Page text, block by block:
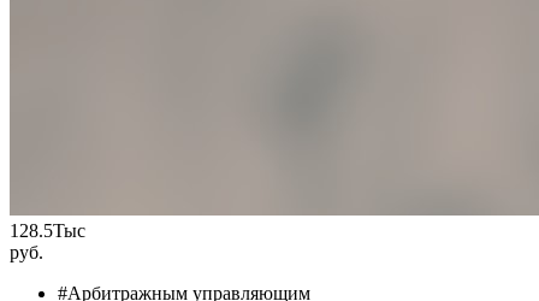
128.5Тыс
руб.
#Арбитражным управляющим